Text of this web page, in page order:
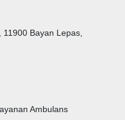
Bayan Lepas,
Ambulans